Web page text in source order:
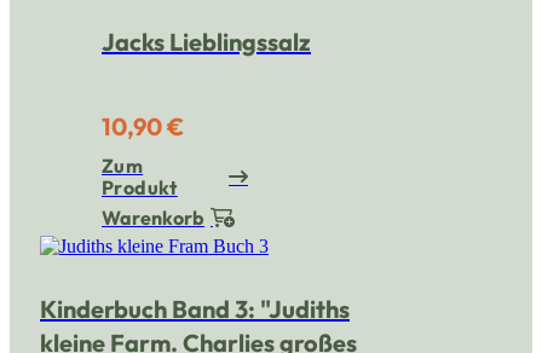
Jacks Lieblingssalz
10,90 €
Zum
Produkt
Warenkorb
Kinderbuch Band 3: "Judiths
kleine Farm. Charlies großes